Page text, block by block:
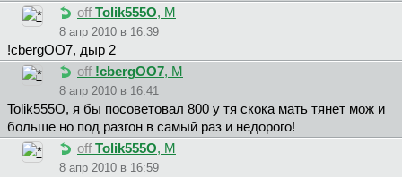
off Tolik555O, М
8 апр 2010 в 16:39
!cbergOO7, дыр 2
off !cbergOO7, М
8 апр 2010 в 16:41
Tolik555O, я бы посоветовал 800 у тя скока мать тянет мож и
больше но под разгон в самый раз и недорого!
off Tolik555O, М
8 апр 2010 в 16:59